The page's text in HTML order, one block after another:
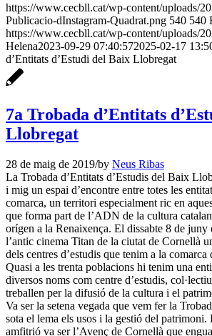
https://www.cecbll.cat/wp-content/uploads/
Publicacio-dInstagram-Quadrat.png 540 540
https://www.cecbll.cat/wp-content/uploads/
Helena2023-09-29 07:40:572025-02-17
d’Entitats d’Estudi del Baix Llobregat
7a Trobada d’Entitats
Llobregat
28 de maig de 2019/by Neus Ribas
La Trobada d’Entitats d’Estudis del Baix
i mig un espai d’encontre entre totes les
comarca, un territori especialment ric en
que forma part de l’ADN de la cultura
orígen a la Renaixença. El dissabte 8 de juny
l’antic cinema Titan de la ciutat de Cornellà
dels centres d’estudis que tenim a la
Quasi a les trenta poblacions hi tenim una
diversos noms com centre d’estudis,
treballen per la difusió de la cultura i el
Va ser la setena vegada que vem fer la
sota el lema els usos i la gestió del patrimoni.
amfitrió va ser l’Avenç de Cornellà que